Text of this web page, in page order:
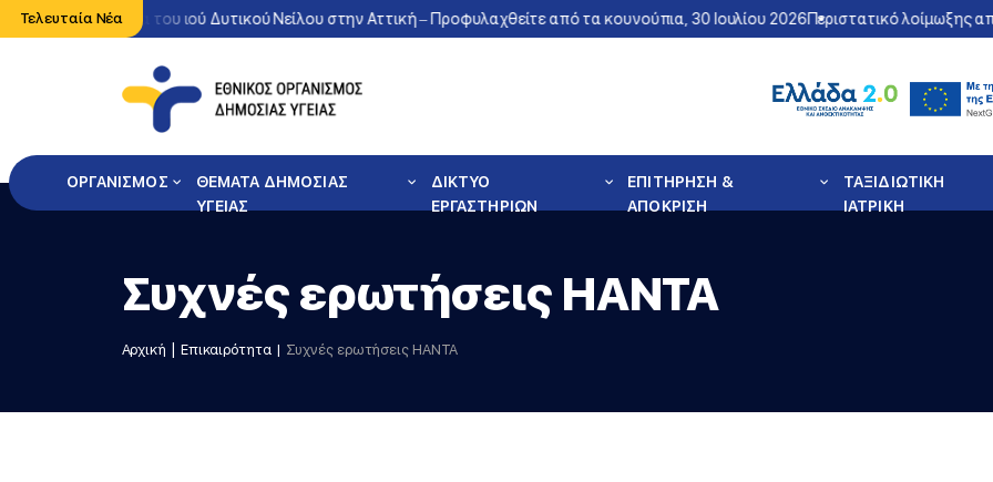
Τελευταία Νέα
κυκλοφορία του ιού Δυτικού Νείλου στην Αττική – Προφυλαχθείτε από τα κουνούπια, 30 Ιουλίου 2026Περιστατικό λοίμωξης από
ΟΡΓΑΝΙΣΜΟΣ
ΘΕΜΑΤΑ ΔΗΜΟΣΙΑΣ
ΥΓΕΙΑΣ
ΔΙΚΤΥΟ
ΕΡΓΑΣΤΗΡΙΩΝ
ΕΠΙΤΗΡΗΣΗ &
ΑΠΟΚΡΙΣΗ
ΤΑΞΙΔΙΩΤΙΚΗ
ΙΑΤΡΙΚΗ
Συχνές ερωτήσεις HANTA
Αρχική Επικαιρότητα Συχνές ερωτήσεις HANTA